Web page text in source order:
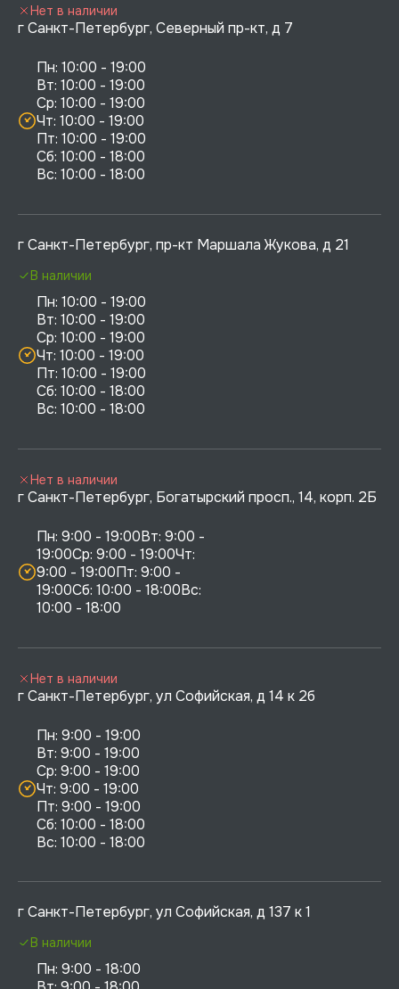
г Санкт-Петербург, Северный пр-кт, д 7
Пн: 10:00 - 19:00
Вт: 10:00 - 19:00
Ср: 10:00 - 19:00
Чт: 10:00 - 19:00
Пт: 10:00 - 19:00
Сб: 10:00 - 18:00
Нет в наличии
г Санкт-Петербург, пр-кт Маршала Жукова, д 21
Пн: 10:00 - 19:00
Вт: 10:00 - 19:00
Ср: 10:00 - 19:00
Чт: 10:00 - 19:00
Пт: 10:00 - 19:00
Сб: 10:00 - 18:00
В наличии
г Санкт-Петербург, Богатырский просп., 14, корп. 2Б
Пн: 9:00 - 19:00Вт: 9:00 -
19:00Ср: 9:00 - 19:00Чт:
9:00 - 19:00Пт: 9:00 -
19:00Сб: 10:00 - 18:00Вс:
10:00 - 18:00
Нет в наличии
г Санкт-Петербург, ул Софийская, д 14 к 2б
Пн: 9:00 - 19:00
Вт: 9:00 - 19:00
Ср: 9:00 - 19:00
Чт: 9:00 - 19:00
Пт: 9:00 - 19:00
Сб: 10:00 - 18:00
Нет в наличии
г Санкт-Петербург, ул Софийская, д 137 к 1
Пн: 9:00 - 18:00
В наличии